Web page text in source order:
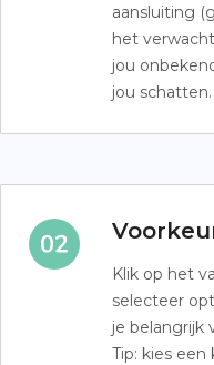
aansluiting
het
jou
jou schatten.
Klik op het
selecteer
je belangrijk
Tip: kies